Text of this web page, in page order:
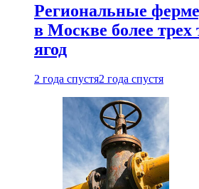
Региональные
в Москве более
ягод
2 года спустя2 года спустя